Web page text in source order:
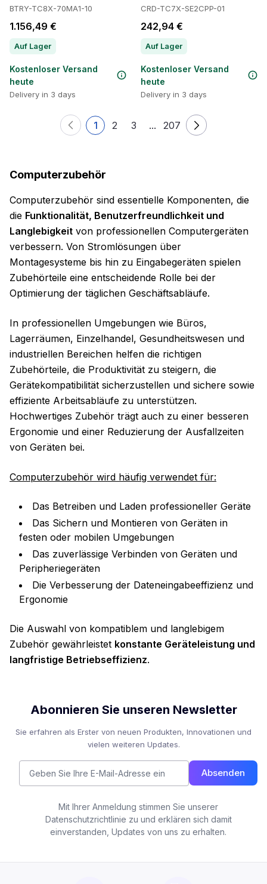
BTRY-TC8X-70MA1-10
1.156,49 €
Auf Lager
Kostenloser Versand
heute
Delivery in 3 days
CRD-TC7X-SE2CPP-01
242,94 €
Auf Lager
Kostenloser Versand
heute
Delivery in 3 days
1 2 3 ... 207
Computerzubehör
Computerzubehör sind essentielle Komponenten, die
die Funktionalität, Benutzerfreundlichkeit und
Langlebigkeit von professionellen Computergeräten
verbessern. Von Stromlösungen über
Montagesysteme bis hin zu Eingabegeräten spielen
Zubehörteile eine entscheidende Rolle bei der
Optimierung der täglichen Geschäftsabläufe.
In professionellen Umgebungen wie Büros,
Lagerräumen, Einzelhandel, Gesundheitswesen und
industriellen Bereichen helfen die richtigen
Zubehörteile, die Produktivität zu steigern, die
Gerätekompatibilität sicherzustellen und sichere sowie
effiziente Arbeitsabläufe zu unterstützen.
Hochwertiges Zubehör trägt auch zu einer besseren
Ergonomie und einer Reduzierung der Ausfallzeiten
von Geräten bei.
Computerzubehör wird häufig verwendet für:
Das Betreiben und Laden professioneller Geräte
Das Sichern und Montieren von Geräten in
festen oder mobilen Umgebungen
Das zuverlässige Verbinden von Geräten und
Peripheriegeräten
Die Verbesserung der Dateneingabeeffizienz und
Ergonomie
Die Auswahl von kompatiblem und langlebigem
Zubehör gewährleistet konstante Geräteleistung und
langfristige Betriebseffizienz.
Abonnieren Sie unseren Newsletter
Sie erfahren als Erster von neuen Produkten, Innovationen und
vielen weiteren Updates.
Absenden
Mit Ihrer Anmeldung stimmen Sie unserer
Datenschutzrichtlinie zu und erklären sich damit
einverstanden, Updates von uns zu erhalten.